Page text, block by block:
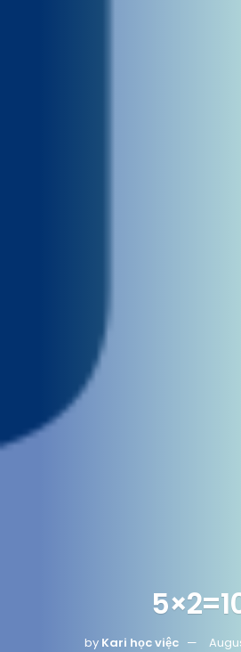
by Kari học việc